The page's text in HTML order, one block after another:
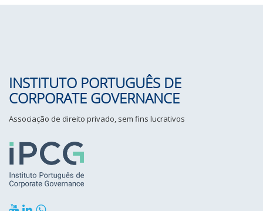
INSTITUTO PORTUGUÊS DE
CORPORATE GOVERNANCE
Associação de direito privado, sem fins lucrativos